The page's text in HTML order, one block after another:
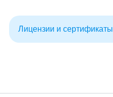
Лицензии и сертификаты